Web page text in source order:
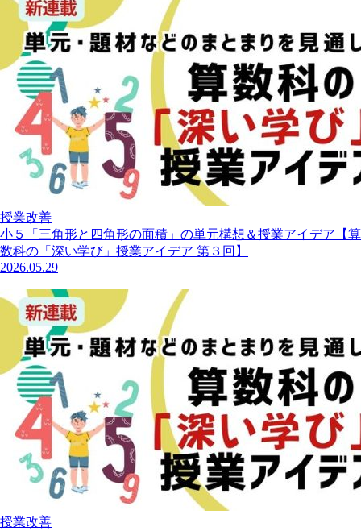
授業改善
小５「三角形と四角形の面積」の単元構想＆授業アイデア【算
数科の「深い学び」授業アイデア 第３回】
2026.05.29
授業改善